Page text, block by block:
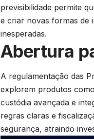
previsibilidade permite
e criar novas formas de
inesperadas.
Abertura
A regulamentação das
explorem produtos
custódia avançada e
regras claras e
segurança, atraindo